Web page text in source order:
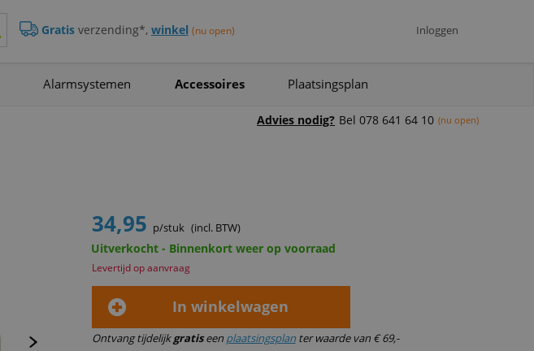
Gratisverzending*, winkel (nu open) Inloggen
Alarmsystemen Accessoires Plaatsingsplan
(nu open)
Bel 078 641 64 10
Advies nodig?
34,95 p/stuk (incl. BTW)
Uitverkocht - Binnenkort weer op voorraad
Levertijd op aanvraag
In winkelwagen
Ontvang tijdelijkgratiseen plaatsingsplanter waarde van € 69,-